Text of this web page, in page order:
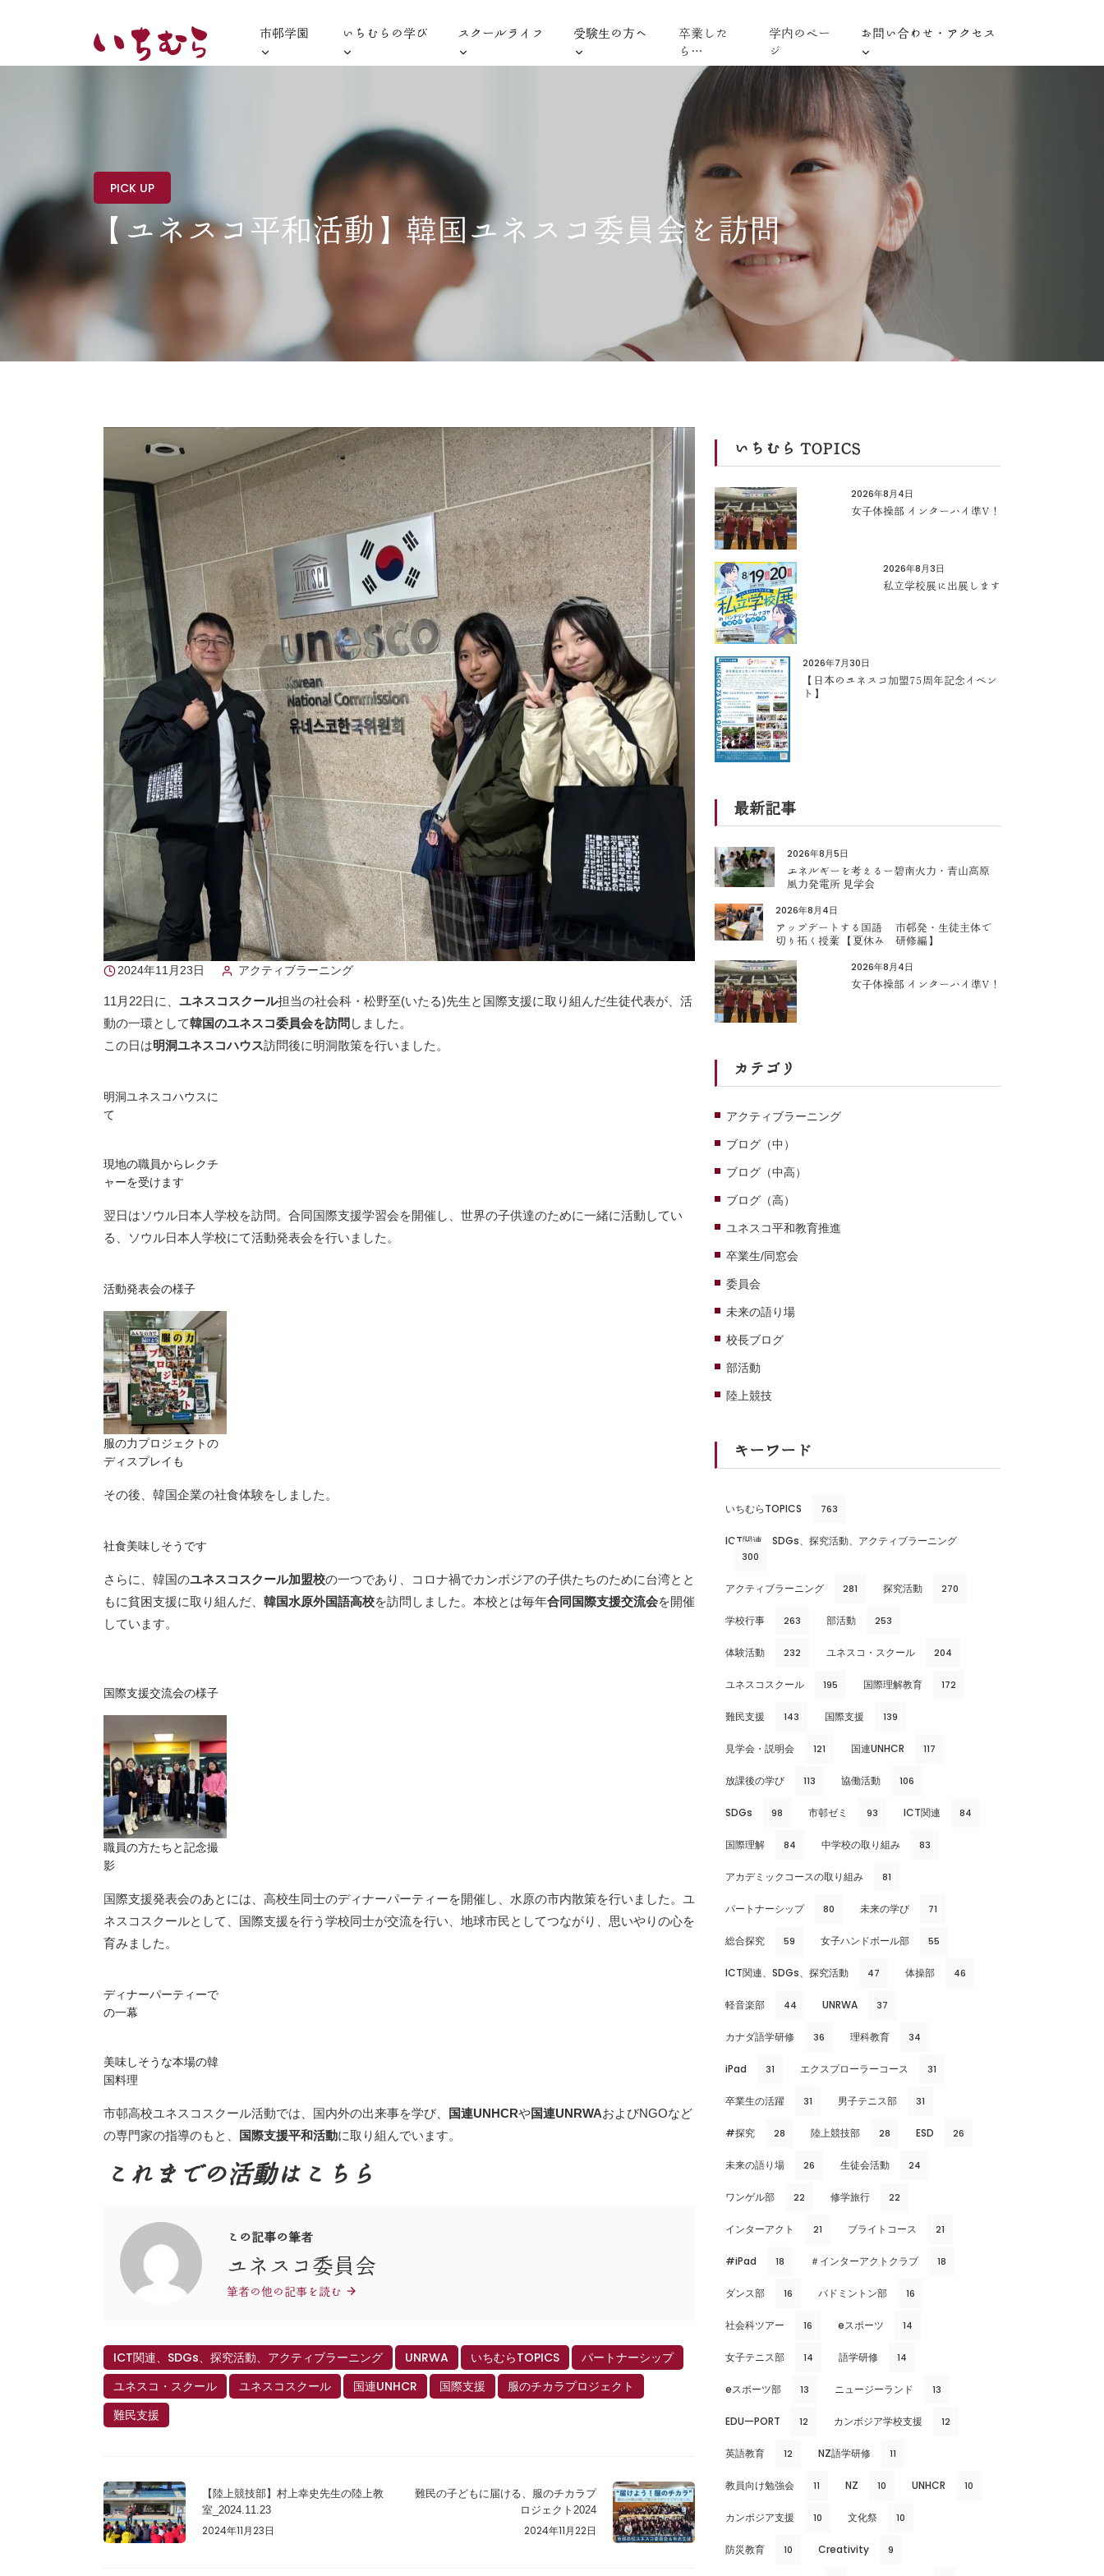
市邨学園 いちむらの学び スクールライフ 受験生の方へ
卒業した
ら…
学内のペー
ジ
お問い合わせ・アクセス
PICK UP
【ユネスコ平和活動】韓国ユネスコ委員会を訪問
2024年11月23日 アクティブラーニング
11月22日に、 ユネスコスクール担当の社会科・松野至(いたる)先生と国際支援に取り組んだ生徒代表が、活
動の一環として韓国のユネスコ委員会を訪問 しました。
この日は明洞ユネスコハウス訪問後に明洞散策を行いました。
明洞ユネスコハウスに
て
現地の職員からレクチ
ャーを受けます
翌日はソウル日本人学校を訪問。合同国際支援学習会を開催し、世界の子供達のために一緒に活動してい
る、ソウル日本人学校にて活動発表会を行いました。
活動発表会の様子
服の力プロジェクトの
ディスプレイも
その後、韓国企業の社食体験をしました。
社食美味しそうです
さらに、韓国のユネスコスクール加盟校の一つであり、コロナ禍でカンボジアの子供たちのために台湾とと
もに貧困支援に取り組んだ、 韓国水原外国語高校を訪問しました。本校とは毎年合同国際支援交流会を開催
しています。
国際支援交流会の様子
職員の方たちと記念撮
影
国際支援発表会のあとには、高校生同士のディナーパーティーを開催し、水原の市内散策を行いました。ユ
ネスコスクールとして、国際支援を行う学校同士が交流を行い、地球市民としてつながり、思いやりの心を
育みました。
ディナーパーティーで
の一幕
美味しそうな本場の韓
国料理
市邨高校ユネスコスクール活動では、国内外の出来事を学び、 国連UNHCRや国連UNRWAおよびNGOなど
の専門家の指導のもと、
国際支援平和活動に取り組んでいます。
これまでの活動はこちら
この記事の筆者
ユネスコ委員会
筆者の他の記事を読む
ICT関連、SDGs、探究活動、アクティブラーニング UNRWA いちむらTOPICS
パートナーシップ
ユネスコ・スクール
ユネスコスクール 国連UNHCR 国際支援
服のチカラプロジェクト
難民支援
【陸上競技部】村上幸史先生の陸上教
室_2024.11.23
2024年11月23日
難民の子どもに届ける、服のチカラプ
ロジェクト2024
2024年11月22日
いちむら TOPICS
2026年8月4日
女子体操部 インターハイ準V！
2026年8月3日
私立学校展に出展します
2026年7月30日
【日本のユネスコ加盟75周年記念イベン
ト】
最新記事
2026年8月5日
エネルギーを考えるー碧南火力・青山高原
風力発電所 見学会
2026年8月4日
アップデートする国語 市邨発・生徒主体で
切り拓く授業 【夏休み 研修編】
2026年8月4日
女子体操部 インターハイ準V！
カテゴリ
アクティブラーニング
ブログ（中）
ブログ（中高）
ブログ（高）
ユネスコ平和教育推進
卒業生/同窓会
委員会
未来の語り場
校長ブログ
部活動
陸上競技
キーワード
いちむらTOPICS 763
ICT関連、SDGs、探究活動、アクティブラーニング
300
アクティブラーニング 281 探究活動 270
学校行事 263 部活動 253
体験活動 232 ユネスコ・スクール 204
ユネスコスクール 195 国際理解教育 172
難民支援 143 国際支援 139
見学会・説明会 121 国連UNHCR 117
放課後の学び 113 協働活動 106
SDGs 98 市邨ゼミ 93 ICT関連 84
国際理解 84 中学校の取り組み 83
アカデミックコースの取り組み 81
パートナーシップ 80 未来の学び 71
総合探究 59 女子ハンドボール部 55
ICT関連、SDGs、探究活動 47 体操部 46
軽音楽部 44 UNRWA 37
カナダ語学研修 36 理科教育 34
iPad 31 エクスプローラーコース 31
卒業生の活躍 31 男子テニス部 31
#探究 28 陸上競技部 28 ESD 26
未来の語り場 26 生徒会活動 24
ワンゲル部 22 修学旅行 22
インターアクト 21 ブライトコース 21
#iPad 18 ＃インターアクトクラブ 18
ダンス部 16 バドミントン部 16
社会科ツアー 16 eスポーツ 14
女子テニス部 14 語学研修 14
eスポーツ部 13 ニュージーランド 13
EDUーPORT 12 カンボジア学校支援 12
英語教育 12 NZ語学研修 11
教員向け勉強会 11 NZ 10 UNHCR 10
カンボジア支援 10 文化祭 10
防災教育 10 Creativity 9